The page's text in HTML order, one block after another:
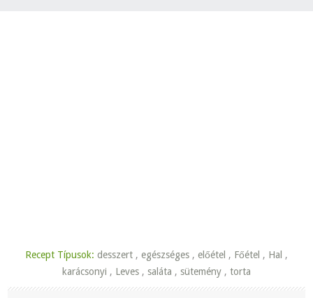
Recept Típusok: desszert , egészséges , előétel , Főétel , Hal ,
karácsonyi , Leves , saláta , sütemény , torta